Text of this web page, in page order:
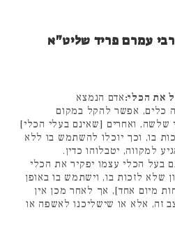
רבי עמרם פריד שליט"א
את הכלי:אדם הנמצא
כלים, אפשר להקל במקום
שלשה, ואחרים [שאינם בעלי הכלי]
בו, וכך יוכלו להשתמש בו ללא
למקווה, יטבלוהו כדין.
הכלי עצמו יפקיר את הכלי
שלא לזכות בו, וישתמש בו באופן
מיום אחד], אך לאחר מכן אין
זה, אלא או שישליכנו לאשפה או